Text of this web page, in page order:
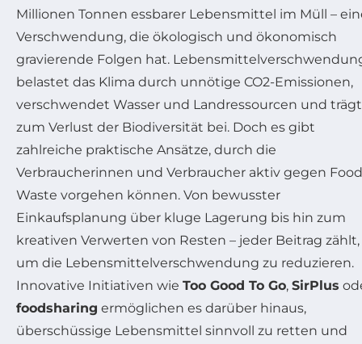
Millionen Tonnen essbarer Lebensmittel im Müll –
Verschwendung, die ökologisch und ökonomisch
gravierende Folgen hat.
belastet das Klima durch unnötige CO2-Emissionen,
verschwendet Wasser und Landressourcen und trägt
zum Verlust der Biodiversität bei. Doch es gibt
zahlreiche praktische Ansätze, durch die
Verbraucherinnen und Verbraucher aktiv gegen Food
Waste vorgehen können. Von bewusster
Einkaufsplanung über kluge Lagerung bis hin zum
kreativen Verwerten von Resten – jeder Beitrag zählt,
um die Lebensmittelverschwendung zu reduzieren.
Innovative Initiativen wie Too Good To Go, SirPlus
foodsharing ermöglichen es darüber hinaus,
überschüssige Lebensmittel sinnvoll zu retten und